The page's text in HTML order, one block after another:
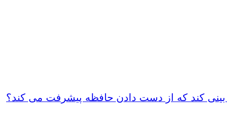
بینی کند که از دست دادن حافظه پیشرفت می کند؟